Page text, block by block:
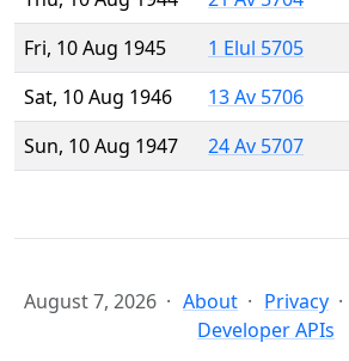
Fri, 10 Aug 1945
1 Elul 5705
Sat, 10 Aug 1946
13 Av 5706
Sun, 10 Aug 1947
24 Av 5707
August 7, 2026 About Privacy
Developer APIs